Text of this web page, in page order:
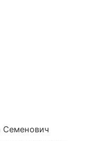
Семенович